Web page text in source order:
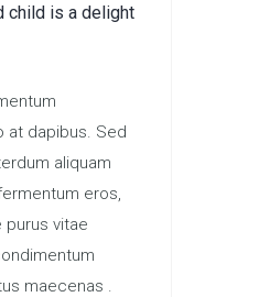
child is a delight
at dapibus. Sed
aliquam
eros,
purus vitae
maecenas .